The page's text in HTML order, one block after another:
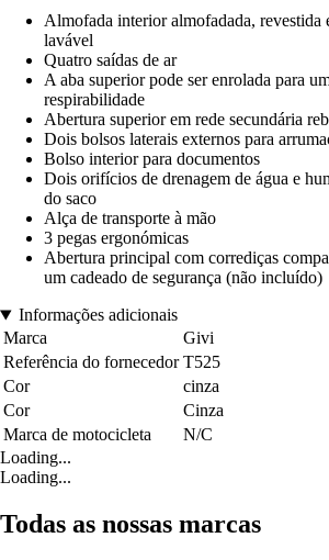
Almofada interior almofadada, revestida
lavável
Quatro saídas de ar
A aba superior pode ser enrolada para
respirabilidade
Abertura superior em rede secundária
Dois bolsos laterais externos para
Bolso interior para documentos
Dois orifícios de drenagem de água e
do saco
Alça de transporte à mão
3 pegas ergonómicas
Abertura principal com corrediças
um cadeado de segurança (não incluído)
Informações adicionais
Marca
Givi
Referência do fornecedor T525
Cor
cinza
Cor
Cinza
Marca de motocicleta
N/C
Loading...
Loading...
Todas as nossas marcas